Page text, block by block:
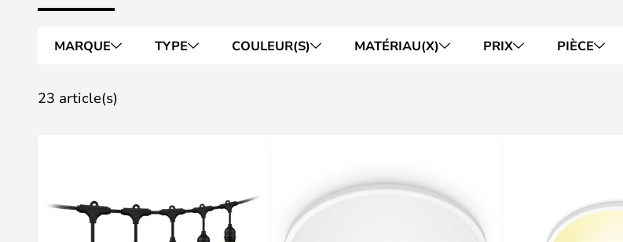
MARQUE TYPE COULEUR(S) MATÉRIAU(X) PRIX PIÈCE
23 article(s)